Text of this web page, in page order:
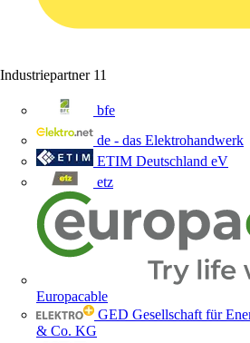
Industriepartner 11
bfe
de - das Elektrohandwerk
ETIM Deutschland eV
etz
Europacable
GED Gesellschaft für
& Co. KG